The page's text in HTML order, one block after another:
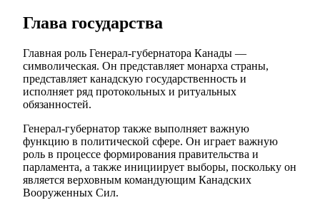
Глава государства
Главная роль Генерал-губернатора Канады —
символическая. Он представляет монарха страны,
представляет канадскую государственность и
исполняет ряд протокольных и ритуальных
обязанностей.
Генерал-губернатор также выполняет важную
функцию в политической сфере. Он играет важную
роль в процессе формирования правительства и
парламента, а также инициирует выборы, поскольку он
является верховным командующим Канадских
Вооруженных Сил.